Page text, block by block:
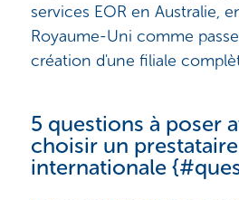
services EOR en Australie,
Royaume-Uni comme
création d'une filiale
5 questions à poser
choisir un
internationale